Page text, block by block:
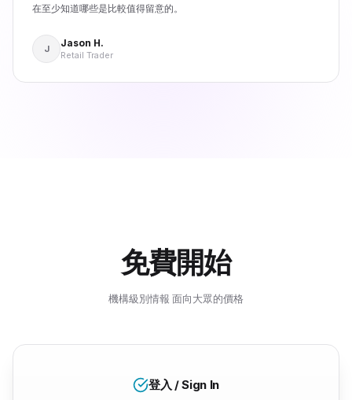
在至少知道哪些是比較值得留意的。
J
Jason H.
Retail Trader
免費開始
機構級別情報 面向大眾的價格
登入 / Sign In